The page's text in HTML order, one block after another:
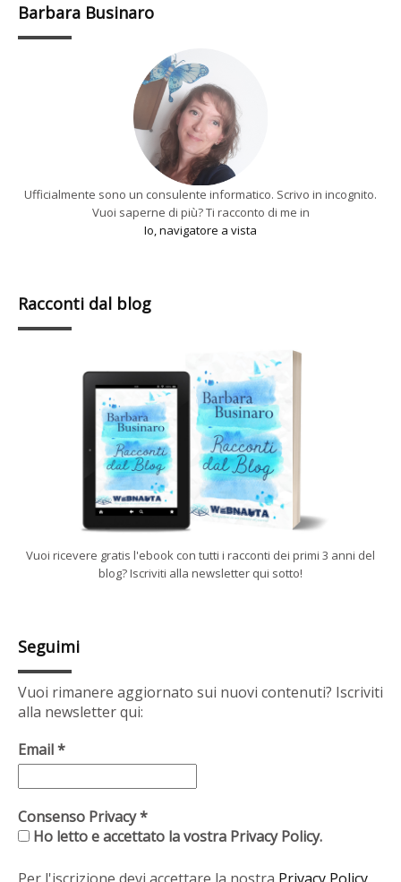
Barbara Businaro
Ufficialmente sono un consulente informatico. Scrivo in incognito.
Vuoi saperne di più? Ti racconto di me in
Io, navigatore a vista
Racconti dal blog
Vuoi ricevere gratis l'ebook con tutti i racconti dei primi 3 anni del
blog? Iscriviti alla newsletter qui sotto!
Seguimi
Vuoi rimanere aggiornato sui nuovi contenuti? Iscriviti
alla newsletter qui:
Email*
Consenso Privacy*
Ho letto e accettato la vostra Privacy Policy.